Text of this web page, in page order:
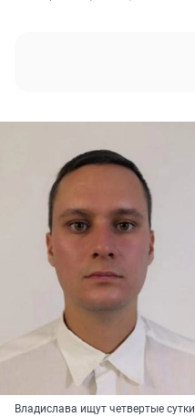
Владислава ищут четвертые сутки